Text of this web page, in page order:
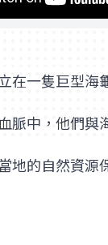
在一隻巨型海
脈中，他們
地的自然資源